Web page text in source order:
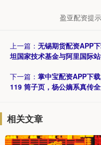
盈亚配资提
上一篇： 无锡期货配资APP
坦国家技术基金与阿里国际
下一篇： 掌中宝配资APP下
119 筒子页，杨公嫡系真传
相关文章